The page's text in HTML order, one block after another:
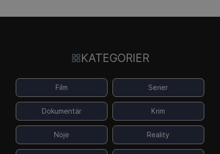
KATEGORIER
Film Serier
Dokumentär Krim
Nöje Reality